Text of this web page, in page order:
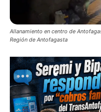
Allanamiento en centro de
Región de Antofagasta